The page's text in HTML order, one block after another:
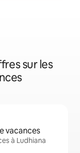
sur les
vacances
à Ludhiana